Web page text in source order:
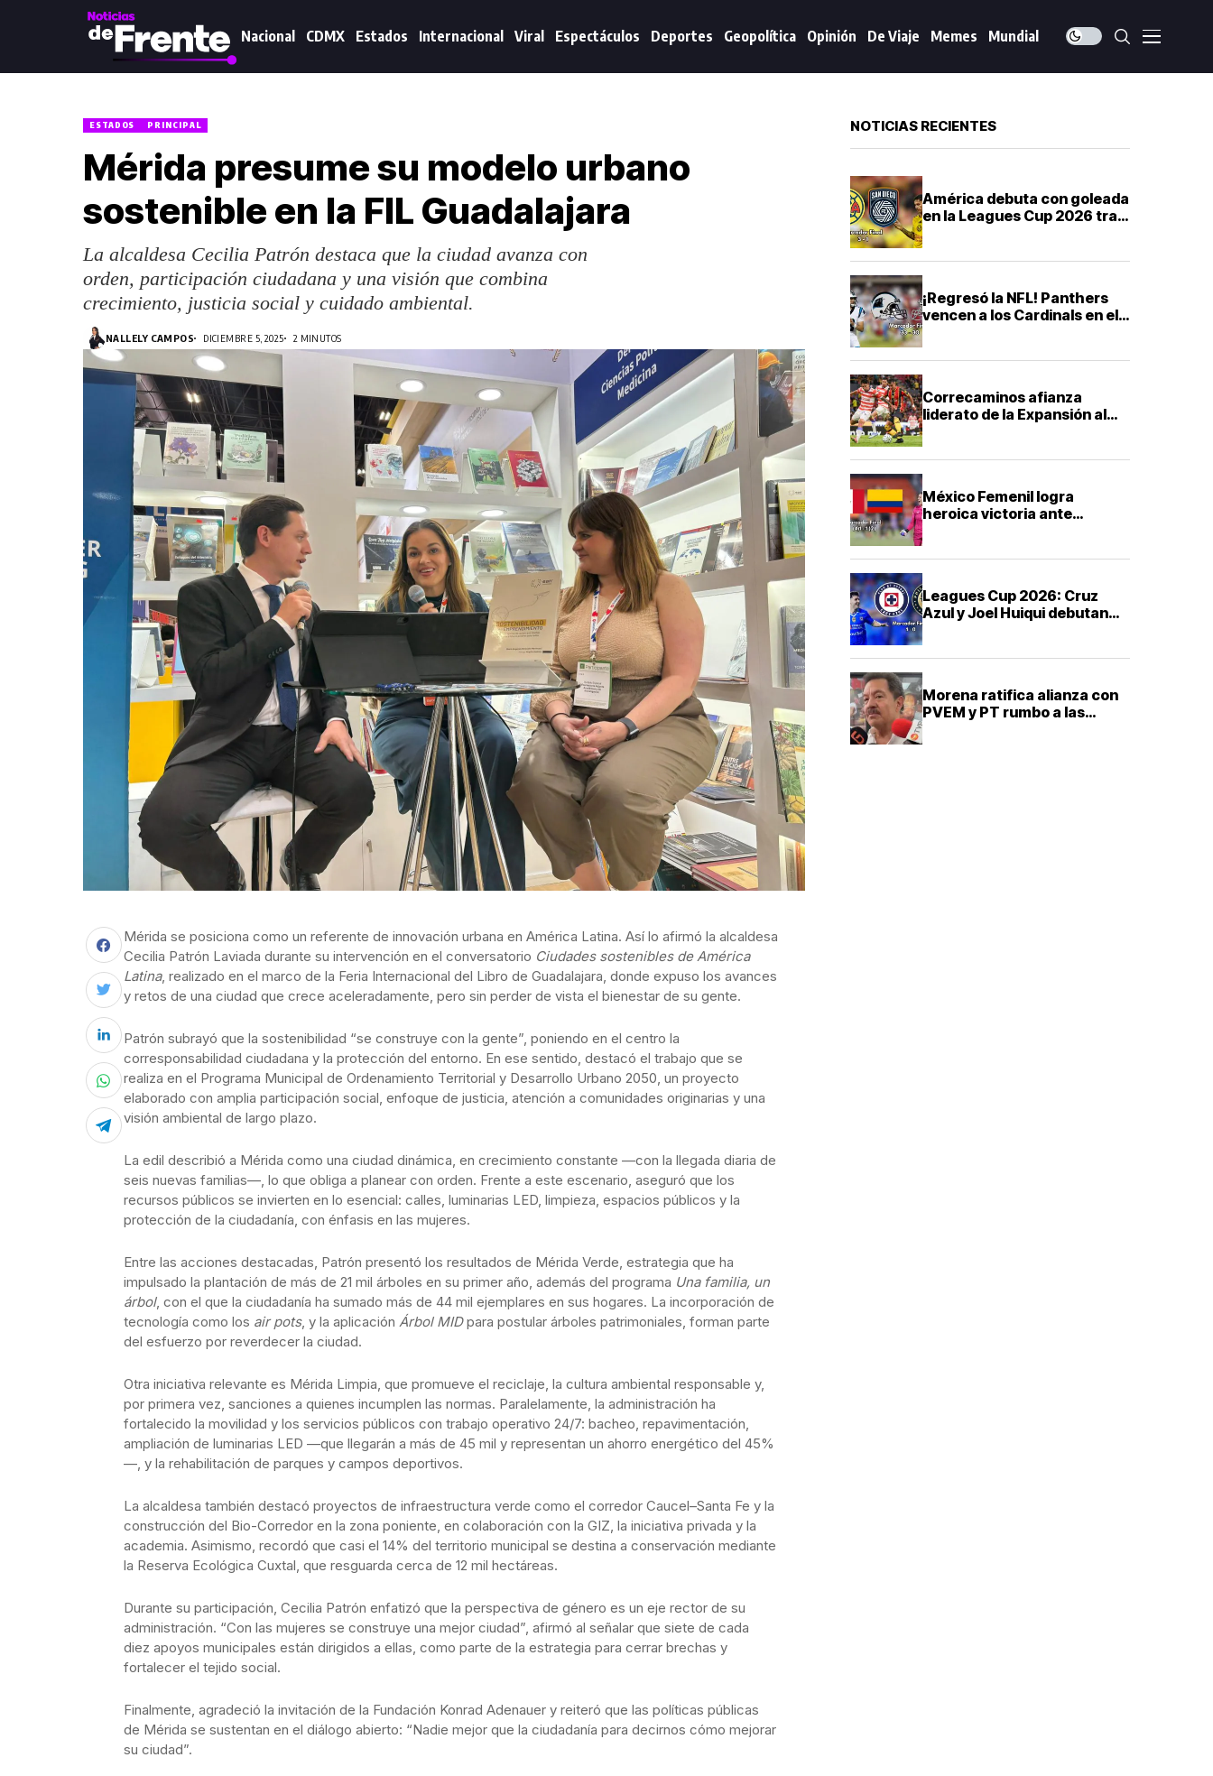
Nacional CDMX Estados Internacional Viral Espectáculos Deportes Geopolítica Opinión De Viaje Memes Mundial
ESTADOS PRINCIPAL
Mérida presume su modelo urbano
sostenible en la FIL Guadalajara
La alcaldesa Cecilia Patrón destaca que la ciudad avanza con
orden, participación ciudadana y una visión que combina
crecimiento, justicia social y cuidado ambiental.
NALLELY CAMPOS DICIEMBRE 5, 2025 2 MINUTOS
Mérida se posiciona como un referente de innovación urbana en América Latina. Así lo afirmó la alcaldesa
Cecilia Patrón Laviada durante su intervención en el conversatorio Ciudades sostenibles de América
Latina, realizado en el marco de la Feria Internacional del Libro de Guadalajara, donde expuso los avances
y retos de una ciudad que crece aceleradamente, pero sin perder de vista el bienestar de su gente.
Patrón subrayó que la sostenibilidad “se construye con la gente”, poniendo en el centro la
corresponsabilidad ciudadana y la protección del entorno. En ese sentido, destacó el trabajo que se
realiza en el Programa Municipal de Ordenamiento Territorial y Desarrollo Urbano 2050, un proyecto
elaborado con amplia participación social, enfoque de justicia, atención a comunidades originarias y una
visión ambiental de largo plazo.
La edil describió a Mérida como una ciudad dinámica, en crecimiento constante —con la llegada diaria de
seis nuevas familias—, lo que obliga a planear con orden. Frente a este escenario, aseguró que los
recursos públicos se invierten en lo esencial: calles, luminarias LED, limpieza, espacios públicos y la
protección de la ciudadanía, con énfasis en las mujeres.
Entre las acciones destacadas, Patrón presentó los resultados de Mérida Verde, estrategia que ha
impulsado la plantación de más de 21 mil árboles en su primer año, además del programa Una familia, un
árbol, con el que la ciudadanía ha sumado más de 44 mil ejemplares en sus hogares. La incorporación de
tecnología como los air pots, y la aplicación Árbol MIDpara postular árboles patrimoniales, forman parte
del esfuerzo por reverdecer la ciudad.
Otra iniciativa relevante es Mérida Limpia, que promueve el reciclaje, la cultura ambiental responsable y,
por primera vez, sanciones a quienes incumplen las normas. Paralelamente, la administración ha
fortalecido la movilidad y los servicios públicos con trabajo operativo 24/7: bacheo, repavimentación,
ampliación de luminarias LED —que llegarán a más de 45 mil y representan un ahorro energético del 45%
—, y la rehabilitación de parques y campos deportivos.
La alcaldesa también destacó proyectos de infraestructura verde como el corredor Caucel–Santa Fe y la
construcción del Bio-Corredor en la zona poniente, en colaboración con la GIZ, la iniciativa privada y la
academia. Asimismo, recordó que casi el 14% del territorio municipal se destina a conservación mediante
la Reserva Ecológica Cuxtal, que resguarda cerca de 12 mil hectáreas.
Durante su participación, Cecilia Patrón enfatizó que la perspectiva de género es un eje rector de su
administración. “Con las mujeres se construye una mejor ciudad”, afirmó al señalar que siete de cada
diez apoyos municipales están dirigidos a ellas, como parte de la estrategia para cerrar brechas y
fortalecer el tejido social.
Finalmente, agradeció la invitación de la Fundación Konrad Adenauer y reiteró que las políticas públicas
de Mérida se sustentan en el diálogo abierto: “Nadie mejor que la ciudadanía para decirnos cómo mejorar
su ciudad”.
NOTICIAS RECIENTES
América debuta con goleada
en la Leagues Cup 2026 tras
¡Regresó la NFL! Panthers
vencen a los Cardinals en el
Correcaminos afianza
liderato de la Expansión al
México Femenil logra
heroica victoria ante
Centroamericanos 2026
Leagues Cup 2026: Cruz
Azul y Joel Huiqui debutan
Morena ratifica alianza con
PVEM y PT rumbo a las